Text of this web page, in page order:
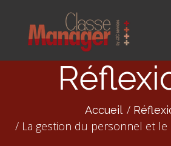
Accueil
La gestion du personnel et